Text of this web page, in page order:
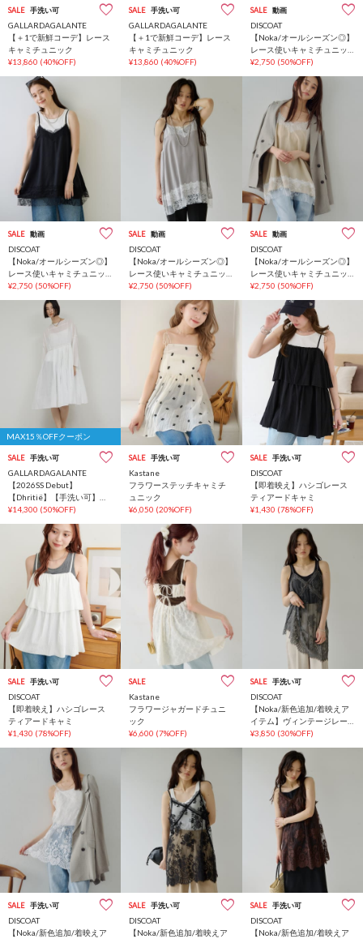
SALE 手洗い可
GALLARDAGALANTE
【＋1で新鮮コーデ】レース
キャミチュニック
¥13,860 (40%OFF)
SALE 手洗い可
GALLARDAGALANTE
【＋1で新鮮コーデ】レース
キャミチュニック
¥13,860 (40%OFF)
SALE 動画
DISCOAT
【Noka/オールシーズン◎】
レース使いキャミチュニッ
ク
¥2,750 (50%OFF)
SALE 動画
DISCOAT
【Noka/オールシーズン◎】
レース使いキャミチュニッ
ク
¥2,750 (50%OFF)
SALE 動画
DISCOAT
【Noka/オールシーズン◎】
レース使いキャミチュニッ
ク
¥2,750 (50%OFF)
SALE 動画
DISCOAT
【Noka/オールシーズン◎】
レース使いキャミチュニッ
ク
¥2,750 (50%OFF)
MAX15％OFFクーポン
SALE 手洗い可
GALLARDAGALANTE
【2026SS Debut】
【Dhritië】【手洗い可】タ
ックチュニック
¥14,300 (50%OFF)
SALE 手洗い可
Kastane
フラワーステッチキャミチ
ュニック
¥6,050 (20%OFF)
SALE 手洗い可
DISCOAT
【即着映え】ハシゴレース
ティアードキャミ
¥1,430 (78%OFF)
SALE 手洗い可
DISCOAT
【即着映え】ハシゴレース
ティアードキャミ
¥1,430 (78%OFF)
SALE
Kastane
フラワージャガードチュニ
ック
¥6,600 (7%OFF)
SALE 手洗い可
DISCOAT
【Noka/新色追加/着映えア
イテム】ヴィンテージレー
スキャミチュニック
¥3,850 (30%OFF)
SALE 手洗い可
DISCOAT
【Noka/新色追加/着映えア
SALE 手洗い可
DISCOAT
【Noka/新色追加/着映えア
SALE 手洗い可
DISCOAT
【Noka/新色追加/着映えア